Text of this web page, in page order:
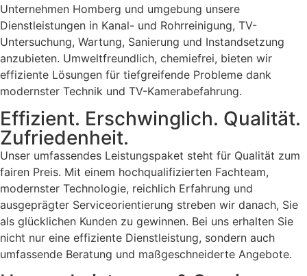
Unternehmen Homberg und umgebung unsere
Dienstleistungen in Kanal- und Rohrreinigung, TV-
Untersuchung, Wartung, Sanierung und Instandsetzung
anzubieten. Umweltfreundlich, chemiefrei, bieten wir
effiziente Lösungen für tiefgreifende Probleme dank
modernster Technik und TV-Kamerabefahrung.
Effizient. Erschwinglich. Qualität.
Zufriedenheit.
Unser umfassendes Leistungspaket steht für Qualität zum
fairen Preis. Mit einem hochqualifizierten Fachteam,
modernster Technologie, reichlich Erfahrung und
ausgeprägter Serviceorientierung streben wir danach, Sie
als glücklichen Kunden zu gewinnen. Bei uns erhalten Sie
nicht nur eine effiziente Dienstleistung, sondern auch
umfassende Beratung und maßgeschneiderte Angebote.